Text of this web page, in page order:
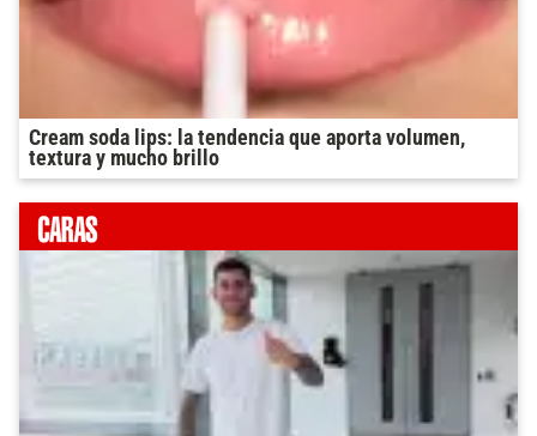
Cream soda lips: la tendencia que aporta volumen,
textura y mucho brillo